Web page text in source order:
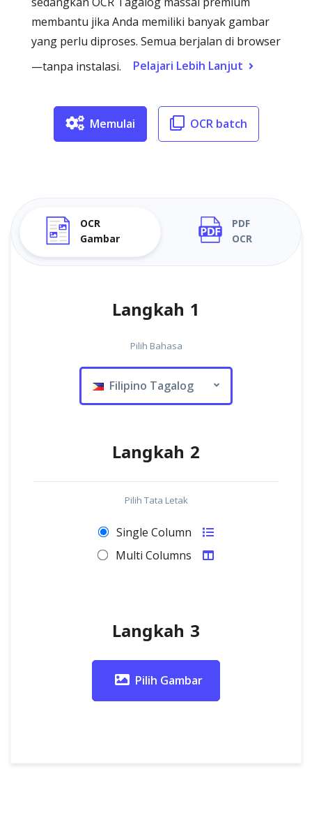
membantu jika Anda memiliki banyak gambar
yang perlu diproses. Semua berjalan di browser
—tanpa instalasi.
Pelajari Lebih Lanjut
Memulai OCR batch
OCR
Gambar
PDF
OCR
Langkah 1
Pilih Bahasa
Filipino Tagalog
Langkah 2
Pilih Tata Letak
Single Column
Multi Columns
Langkah 3
Pilih Gambar